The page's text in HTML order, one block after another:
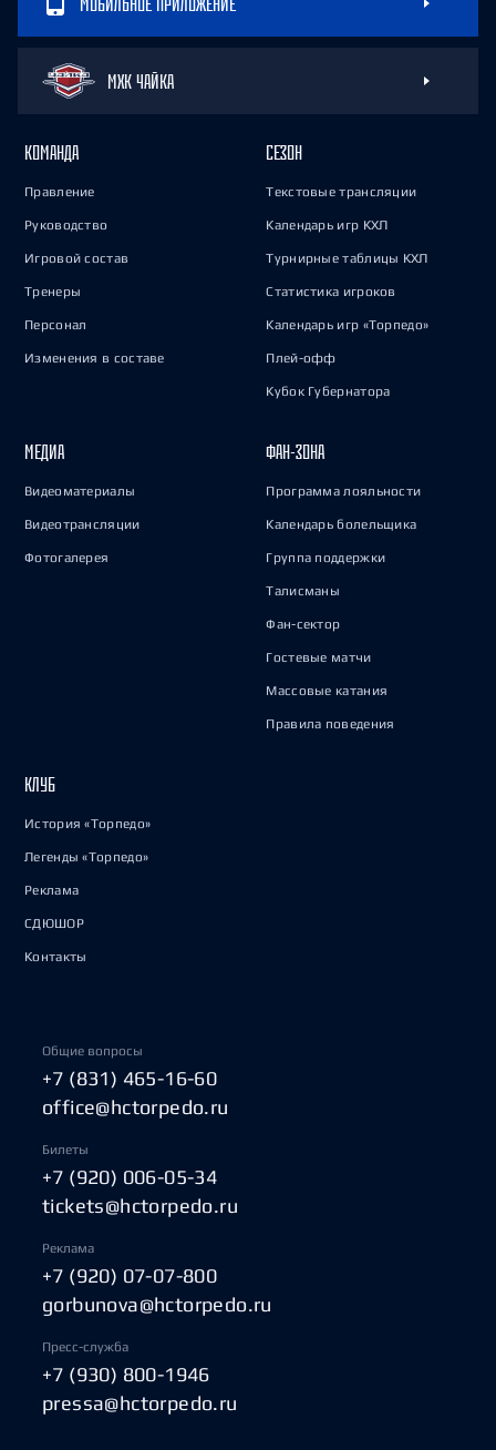
МХК ЧАЙКА
КОМАНДА
Правление
Руководство
Игровой состав
Тренеры
Персонал
Изменения в составе
СЕЗОН
Текстовые трансляции
Календарь игр КХЛ
Турнирные таблицы КХЛ
Статистика игроков
Календарь игр «Торпедо»
Плей-офф
Кубок Губернатора
МЕДИА
Видеоматериалы
Видеотрансляции
Фотогалерея
ФАН-ЗОНА
Программа лояльности
Календарь болельщика
Группа поддержки
Талисманы
Фан-сектор
Гостевые матчи
Массовые катания
Правила поведения
КЛУБ
История «Торпедо»
Легенды «Торпедо»
Реклама
СДЮШОР
Контакты
Общие вопросы
+7 (831) 465-16-60
office@hctorpedo.ru
Билеты
+7 (920) 006-05-34
tickets@hctorpedo.ru
Реклама
+7 (920) 07-07-800
gorbunova@hctorpedo.ru
Пресс-служба
+7 (930) 800-1946
pressa@hctorpedo.ru